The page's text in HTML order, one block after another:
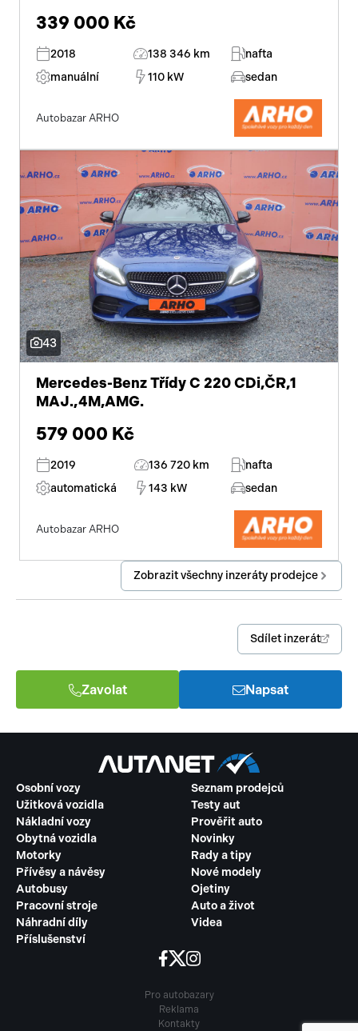
339 000 Kč
2018 138 346 km
nafta
manuální
110 kW sedan
Autobazar ARHO
43
Mercedes-Benz Třídy C 220 CDi,ČR,1
MAJ.,4M,AMG.
579 000 Kč
2019 136 720 km
nafta
automatická
143 kW sedan
Autobazar ARHO
Zobrazit všechny inzeráty prodejce
Sdílet inzerát
Zavolat Napsat
Osobní vozy
Užitková vozidla
Nákladní vozy
Obytná vozidla
Motorky
Přívěsy a návěsy
Autobusy
Pracovní stroje
Náhradní díly
Příslušenství
Seznam prodejců
Testy aut
Prověřit auto
Novinky
Rady a tipy
Nové modely
Ojetiny
Auto a život
Videa
Pro autobazary
Reklama
Kontakty